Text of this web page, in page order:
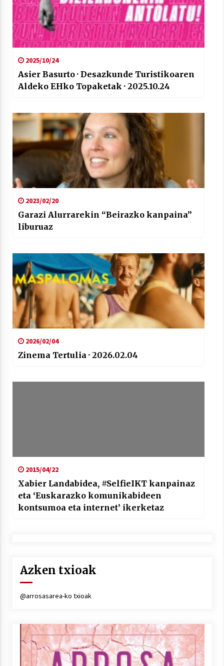
2025/10/24
Asier Basurto · Desazkunde Turistikoaren
Aldeko EHko Topaketak · 2025.10.24
2023/02/20
Garazi Alurrarekin “Beirazko kanpaina”
liburuaz
2026/02/04
Zinema Tertulia · 2026.02.04
2015/04/22
Xabier Landabidea, #SelfieIKT kanpainaz
eta ‘Euskarazko komunikabideen
kontsumoa eta internet’ ikerketaz
Azken txioak
@arrosasarea-ko txioak